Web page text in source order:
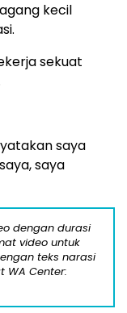
kecil
sekuat
saya
saya
dengan durasi
video untuk
teks narasi
WA Center: